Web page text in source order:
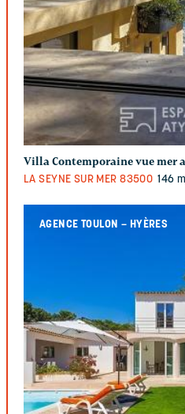
Villa Contemporaine vue mer
LA SEYNE SUR MER 83500 146
AGENCE TOULON – HYÈRES